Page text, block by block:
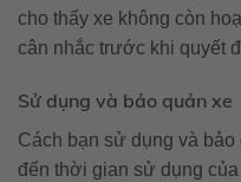
cho thấy xe không còn
cân nhắc trước khi quyết
Sử dụng và bảo quản xe
Cách bạn sử dụng và
đến thời gian sử dụng